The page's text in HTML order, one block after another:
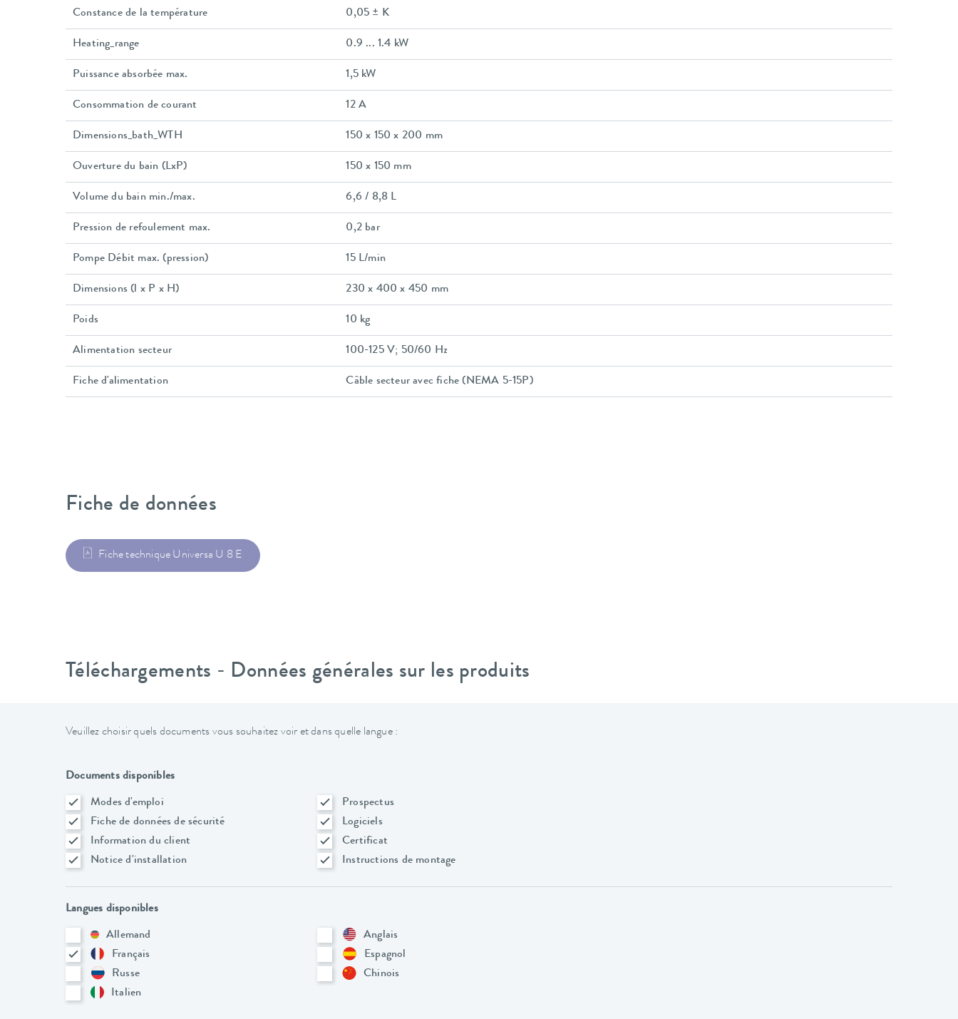
Constance de la température 0,05 ± K
Heating_range 0.9 ... 1.4 kW
Puissance absorbée max. 1,5 kW
Consommation de courant 12 A
Dimensions_bath_WTH 150 x 150 x 200 mm
Ouverture du bain (LxP) 150 x 150 mm
Volume du bain min./max. 6,6 / 8,8 L
Pression de refoulement max. 0,2 bar
Pompe Débit max. (pression) 15 L/min
Dimensions (l x P x H) 230 x 400 x 450 mm
Poids 10 kg
Alimentation secteur 100-125 V; 50/60 Hz
Fiche d'alimentation Câble secteur avec fiche (NEMA 5-15P)
Fiche de données
Fiche technique Universa U 8 E
Téléchargements - Données générales sur les produits
Veuillez choisir quels documents vous souhaitez voir et dans quelle langue :
Documents disponibles
Modes d'emploi
Prospectus
Fiche de données de sécurité
Logiciels
Information du client
Certificat
Notice d'installation
Instructions de montage
Langues disponibles
Allemand
Anglais
Français
Espagnol
Russe
Chinois
Italien